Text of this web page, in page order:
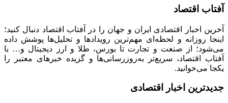
آفتاب اقتصاد
آخرین اخبار اقتصادی ایران و جهان را در آفتاب اقتصاد دنبال کنید؛
اینجا روزانه و لحظه‌ای مهم‌ترین رویدادها و تحلیل‌ها پوشش داده
می‌شود؛ از صنعت و تجارت تا بورس، طلا و ارز دیجیتال و… با
آفتاب اقتصاد، سریع‌تر به‌روزرسانی‌ها و گزیده خبرهای معتبر را
یکجا می‌خوانید.
جدیدترین اخبار اقتصادی